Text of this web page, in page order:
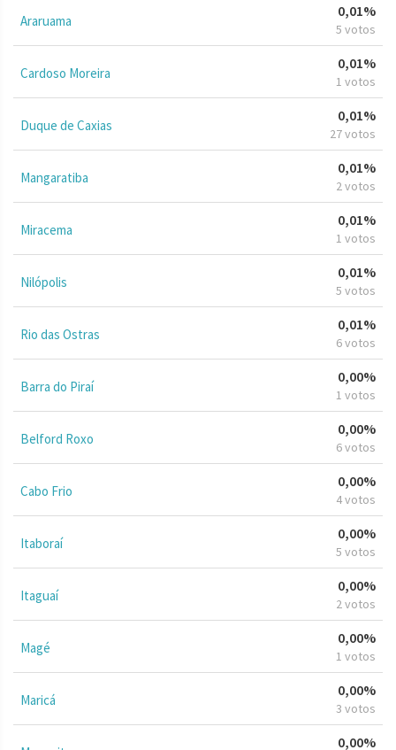
Araruama
0,01%
5 votos
Cardoso Moreira
0,01%
1 votos
Duque de Caxias
0,01%
27 votos
Mangaratiba
0,01%
2 votos
Miracema
0,01%
1 votos
Nilópolis
0,01%
5 votos
Rio das Ostras
0,01%
6 votos
Barra do Piraí
0,00%
1 votos
Belford Roxo
0,00%
6 votos
Cabo Frio
0,00%
4 votos
Itaboraí
0,00%
5 votos
Itaguaí
0,00%
2 votos
Magé
0,00%
1 votos
Maricá
0,00%
3 votos
0,00%